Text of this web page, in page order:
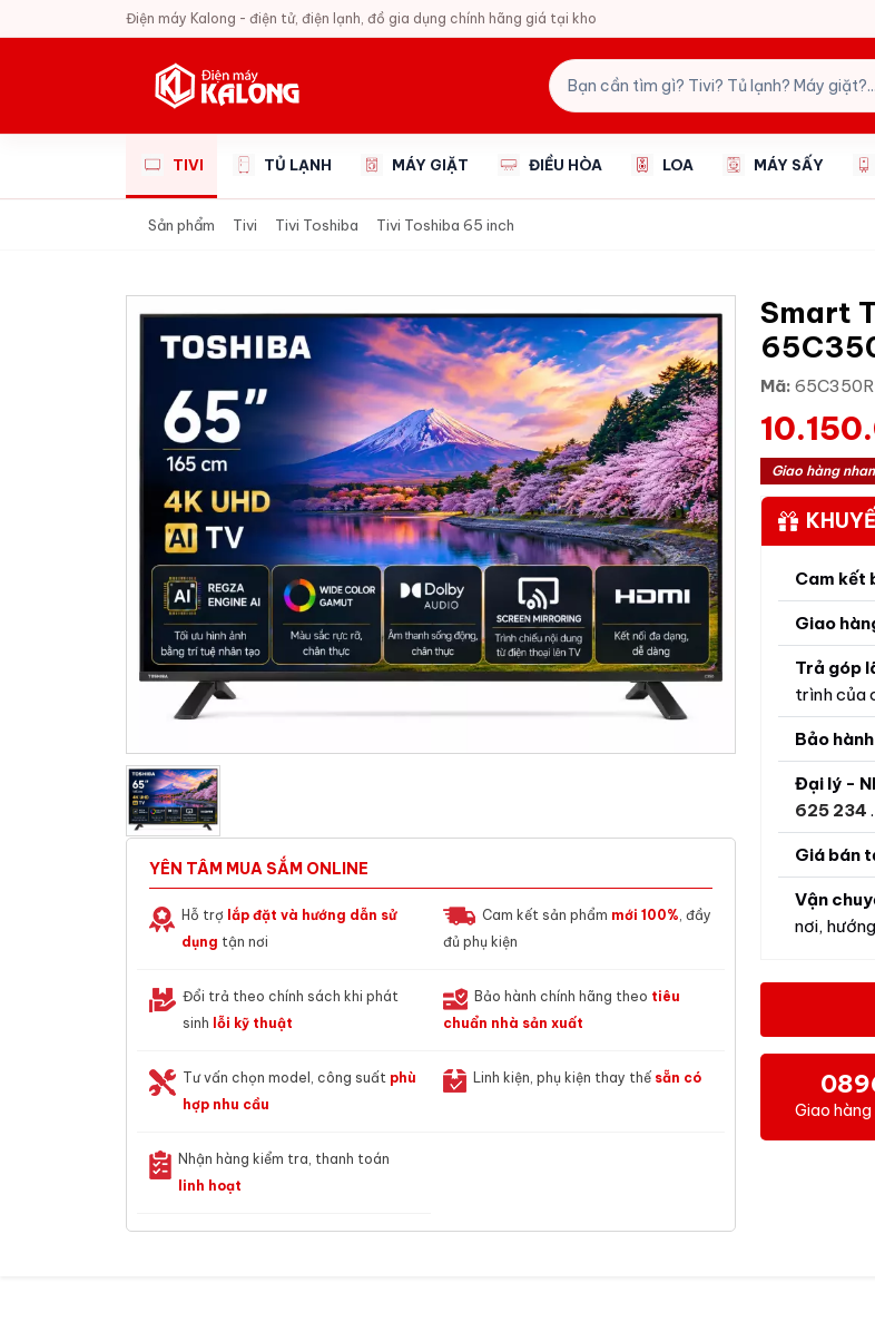
Điện máy Kalong - điện tử, điện lạnh, đồ gia dụng chính hãng giá tại kho
TIVI TỦ LẠNH MÁY GIẶT ĐIỀU HÒA LOA MÁY SẤY
Sản phẩm Tivi Tivi Toshiba Tivi Toshiba 65 inch
YÊN TÂM MUA SẮM ONLINE
Hỗ trợ lắp đặt và hướng dẫn sử
dụng tận nơi
Cam kết sản phẩm mới 100% , đầy
đủ phụ kiện
Đổi trả theo chính sách khi phát
sinh lỗi kỹ thuật
Bảo hành chính hãng theo tiêu
chuẩn nhà sản xuất
Tư vấn chọn model, công suất phù
hợp nhu cầu
Linh kiện, phụ kiện thay thế sẵn có
Nhận hàng kiểm tra, thanh toán
linh hoạt
Smart
Mã:
Giao hàng
Cam kết
Giao
Trả góp
trình của
Bảo
Đại lý -
625 234.
Giá bán
Vận
nơi,
Giao